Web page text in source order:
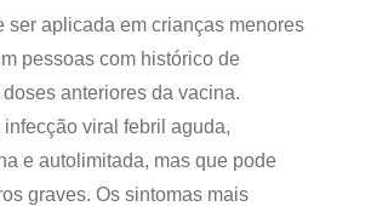
ser aplicada em crianças menores
pessoas com histórico de
anteriores da vacina.
viral febril aguda,
e autolimitada, mas que pode
graves. Os sintomas mais